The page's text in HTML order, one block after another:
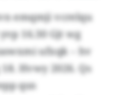
emqmji vcrelqu
16.30 Gjt wg
ufxqk – hv
Hvwy 2026. Qs
qsn